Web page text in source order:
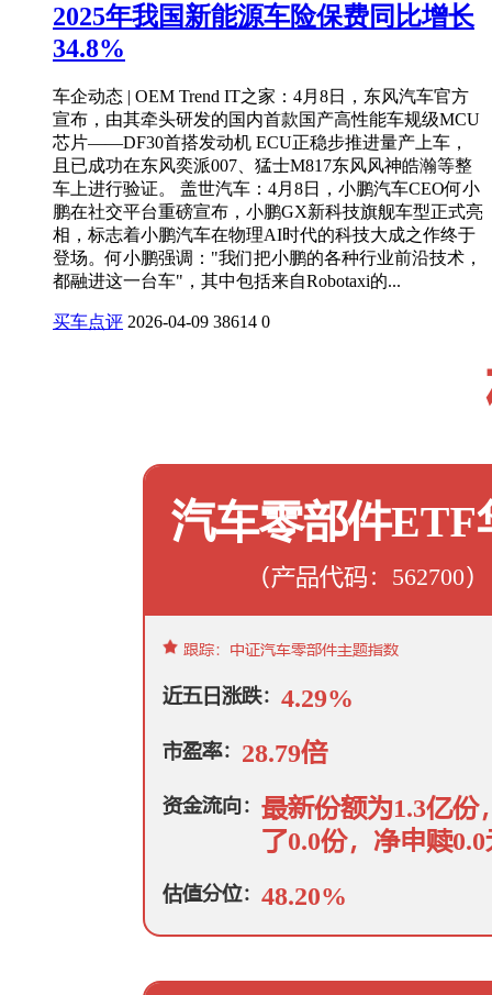
2025年我国新能源车险保费同比增长
34.8%
车企动态 | OEM Trend IT之家：4月8日，东风汽车官方
宣布，由其牵头研发的国内首款国产高性能车规级MCU
芯片——DF30首搭发动机 ECU正稳步推进量产上车，
且已成功在东风奕派007、猛士M817东风风神皓瀚等整
车上进行验证。 盖世汽车：4月8日，小鹏汽车CEO何小
鹏在社交平台重磅宣布，小鹏GX新科技旗舰车型正式亮
相，标志着小鹏汽车在物理AI时代的科技大成之作终于
登场。何小鹏强调："我们把小鹏的各种行业前沿技术，
都融进这一台车"，其中包括来自Robotaxi的...
买车点评 2026-04-09 38614 0